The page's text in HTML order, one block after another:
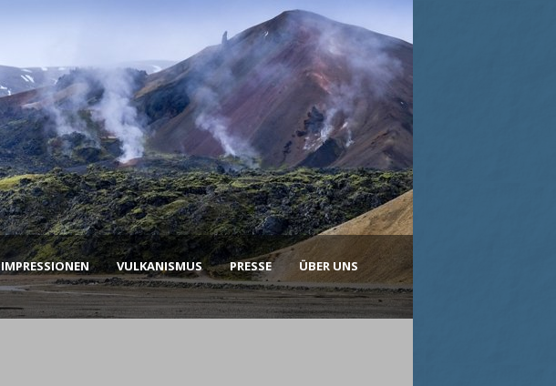
IMPRESSIONEN VULKANISMUS PRESSE ÜBER UNS